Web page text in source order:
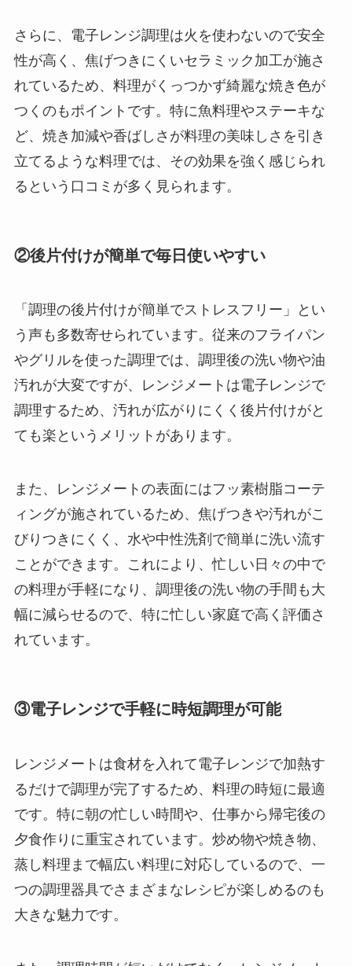
さらに、電子レンジ調理は火を使わないので安全
性が高く、焦げつきにくいセラミック加工が施さ
れているため、料理がくっつかず綺麗な焼き色が
つくのもポイントです。特に魚料理やステーキな
ど、焼き加減や香ばしさが料理の美味しさを引き
立てるような料理では、その効果を強く感じられ
るという口コミが多く見られます。
②後片付けが簡単で毎日使いやすい
「調理の後片付けが簡単でストレスフリー」とい
う声も多数寄せられています。従来のフライパン
やグリルを使った調理では、調理後の洗い物や油
汚れが大変ですが、レンジメートは電子レンジで
調理するため、汚れが広がりにくく後片付けがと
ても楽というメリットがあります。
また、レンジメートの表面にはフッ素樹脂コーテ
ィングが施されているため、焦げつきや汚れがこ
びりつきにくく、水や中性洗剤で簡単に洗い流す
ことができます。これにより、忙しい日々の中で
の料理が手軽になり、調理後の洗い物の手間も大
幅に減らせるので、特に忙しい家庭で高く評価さ
れています。
③電子レンジで手軽に時短調理が可能
レンジメートは食材を入れて電子レンジで加熱す
るだけで調理が完了するため、料理の時短に最適
です。特に朝の忙しい時間や、仕事から帰宅後の
夕食作りに重宝されています。炒め物や焼き物、
蒸し料理まで幅広い料理に対応しているので、一
つの調理器具でさまざまなレシピが楽しめるのも
大きな魅力です。